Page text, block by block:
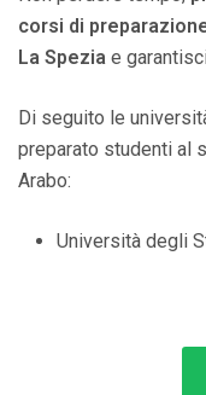
corsi di
La Spezia e
Di seguito le
preparato studenti al
Arabo:
Università degli